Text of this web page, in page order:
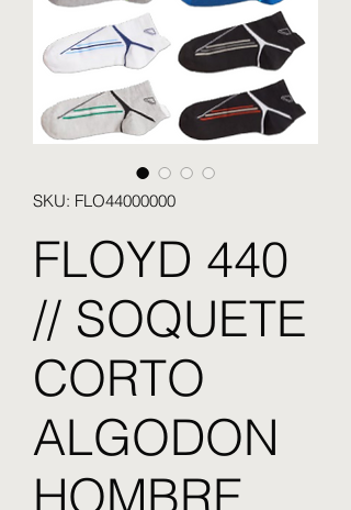
SKU: FLO44000000
FLOYD 440
// SOQUETE
CORTO
ALGODON
HOMBRE